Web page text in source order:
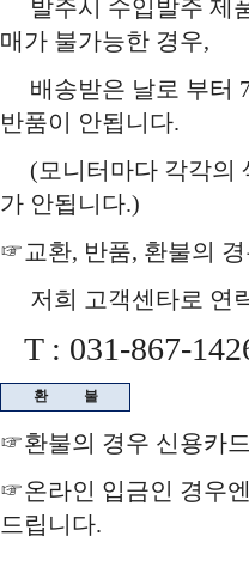
발주시 수입발주 제
매가 불가능한 경우,
배송받은 날로 부터
반품이 안됩니다.
(모니터마다 각각의
가 안됩니다.)
☞교환, 반품, 환불의
저희 고객센타로 연
T : 031-867-
환 불
☞환불의 경우 신용카
☞온라인 입금인 경우
드립니다.